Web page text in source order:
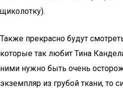
щиколотку).
Также прекрасно будут
которые так любит Тина
ними нужно быть очень
экземпляр из грубой ткани, то